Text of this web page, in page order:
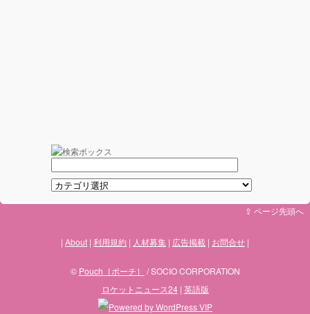
⇪ ページ先頭へ
About 利用規約 人材募集 広告掲載 お問合せ
© Pouch［ポーチ］
/ SOCIO CORPORATION
ロケットニュース24| 英語版